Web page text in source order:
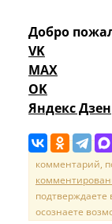
Добро
VK
MAX
OK
Яндекс Дзен
комментарий,
осознаете